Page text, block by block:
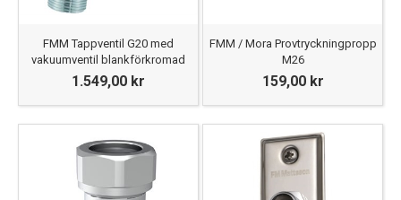
FMM Tappventil G20 med
vakuumventil blankförkromad
1.549,00 kr
FMM / Mora Provtryckningpropp
M26
159,00 kr